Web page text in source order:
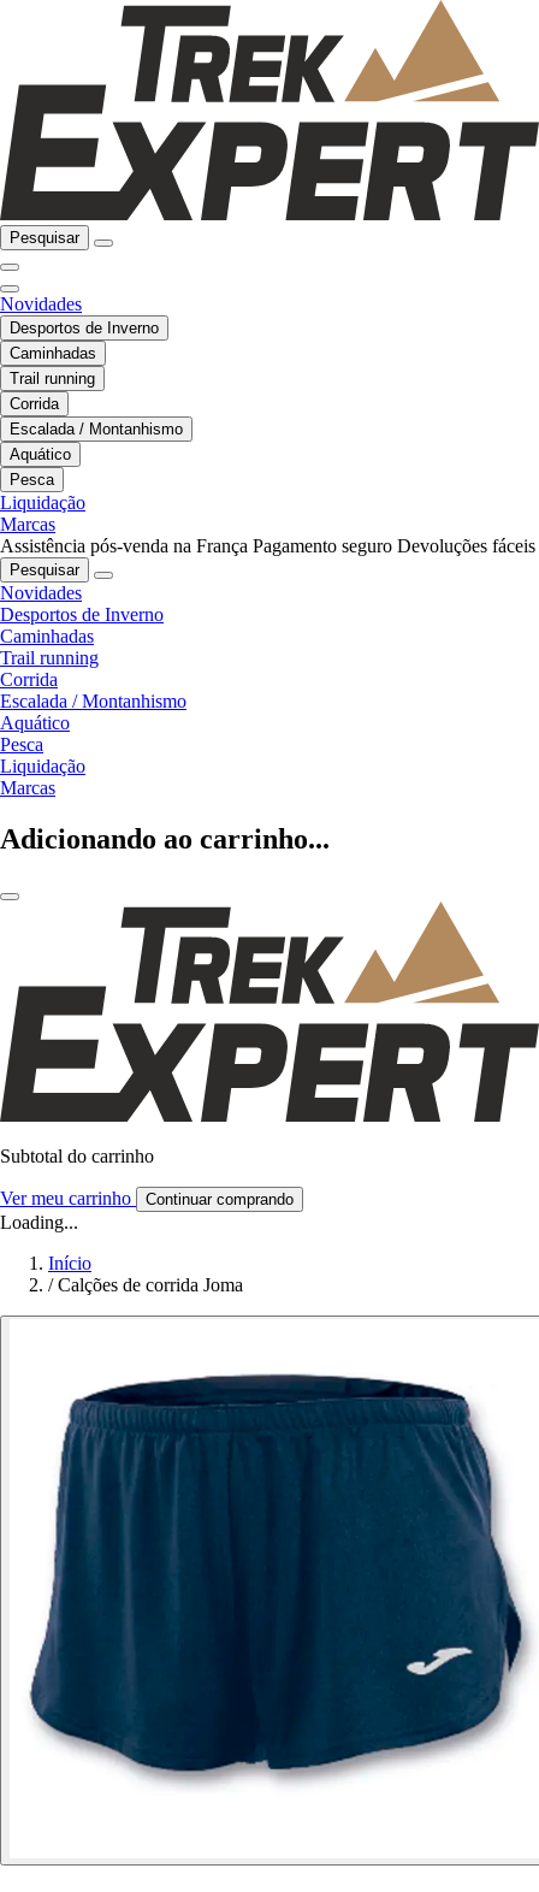
Pesquisar
Novidades
Desportos de Inverno
Caminhadas
Trail running
Corrida
Escalada / Montanhismo
Aquático
Pesca
Liquidação
Marcas
Assistência pós-venda na França Pagamento seguro Devoluções fáceis
Pesquisar
Novidades
Desportos de Inverno
Caminhadas
Trail running
Corrida
Escalada / Montanhismo
Aquático
Pesca
Liquidação
Marcas
Adicionando ao carrinho...
Subtotal do carrinho
Ver meu carrinho Continuar comprando
Loading...
Início
/ Calções de corrida Joma